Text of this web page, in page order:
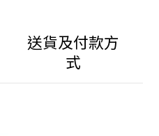
送貨及付款方
式